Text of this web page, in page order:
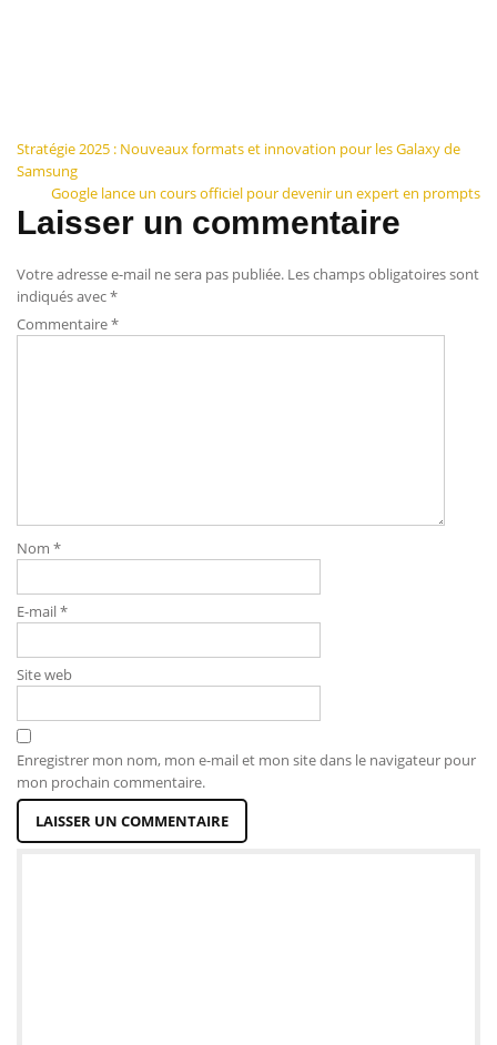
Navigation
de
l’article
Stratégie 2025 : Nouveaux formats et innovation pour les Galaxy de
Samsung
Google lance un cours officiel pour devenir un expert en prompts
Laisser un commentaire
Votre adresse e-mail ne sera pas publiée. Les champs obligatoires sont
indiqués avec*
Commentaire*
Nom *
E-mail*
Site web
Enregistrer mon nom, mon e-mail et mon site dans le navigateur pour
mon prochain commentaire.